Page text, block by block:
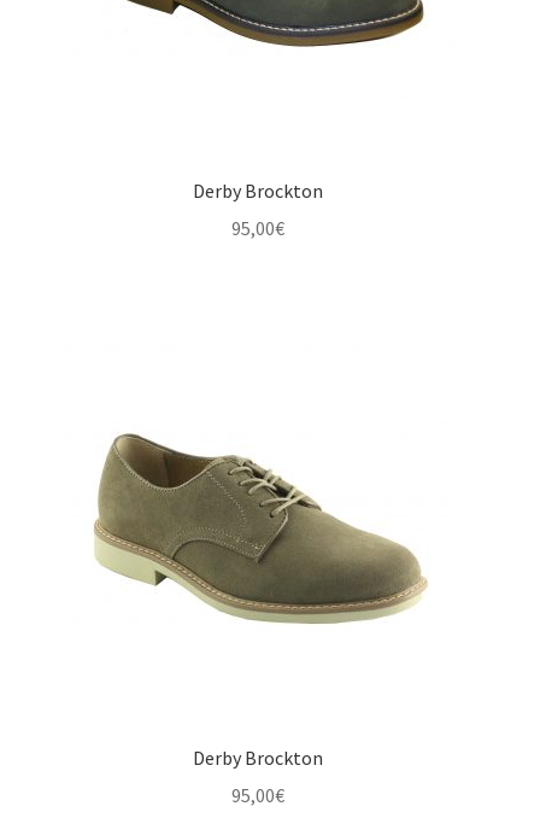
Derby Brockton
95,00€
Derby Brockton
95,00€